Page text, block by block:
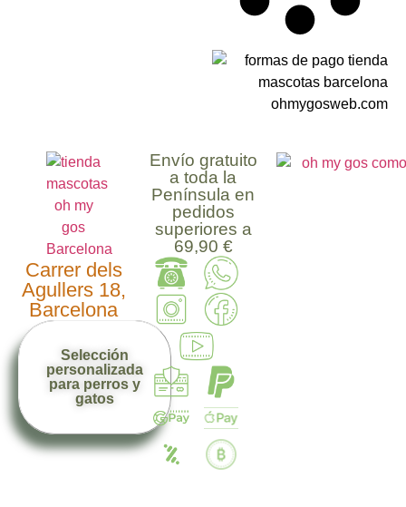
Carrer dels
Agullers 18,
Barcelona
Selección
personalizada
para perros y
gatos
Envío gratuito
a toda la
Península en
pedidos
superiores a
69,90 €